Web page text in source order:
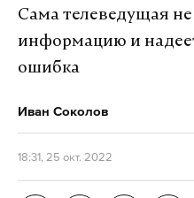
Дзен
Сама телеведущая
информацию и
ошибка
Иван Соколов
18:31, 25 окт. 2022